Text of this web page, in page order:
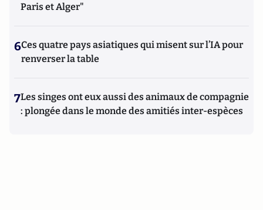
Paris et Alger"
6Ces quatre pays asiatiques qui misent sur l’IA pour
renverser la table
7Les singes ont eux aussi des animaux de compagnie
: plongée dans le monde des amitiés inter-espèces